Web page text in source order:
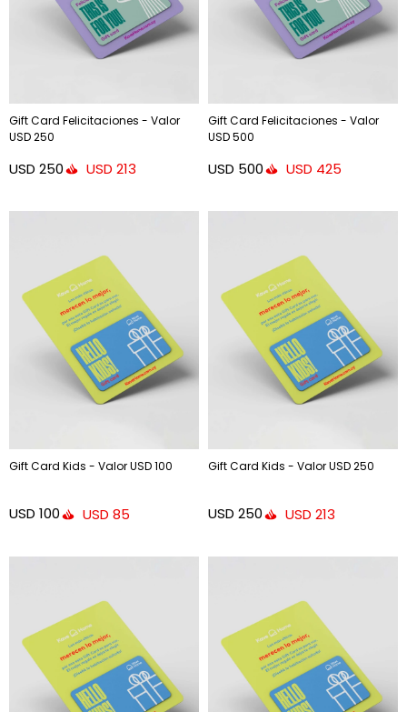
Gift Card Felicitaciones - Valor
USD 250
USD 250 USD 213
Gift Card Felicitaciones - Valor
USD 500
USD 500 USD 425
Gift Card Kids - Valor USD 100
USD 100 USD 85
Gift Card Kids - Valor USD 250
USD 250 USD 213